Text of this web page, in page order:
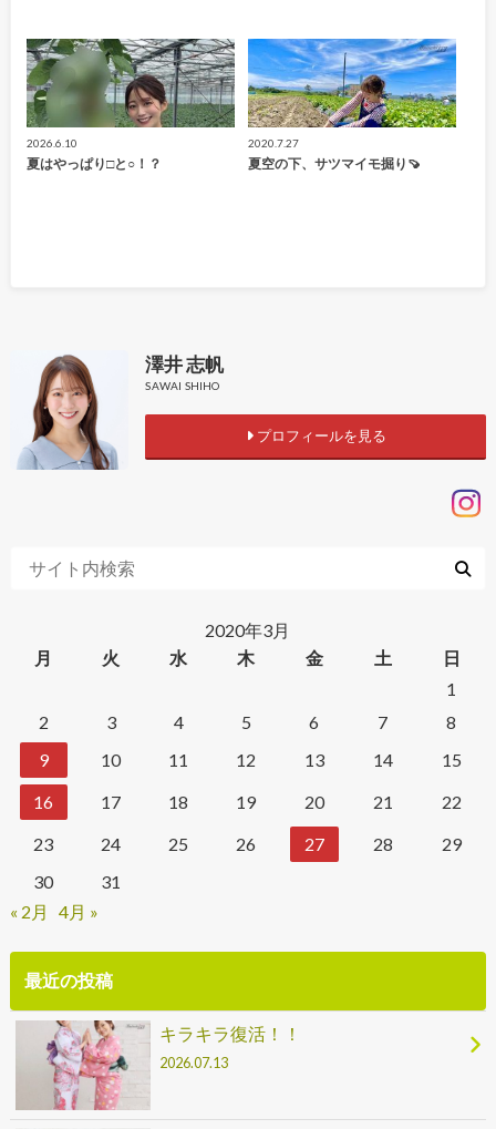
2026.6.10
夏はやっぱり□と○！？
2020.7.27
夏空の下、サツマイモ掘り🍠
澤井 志帆
SAWAI SHIHO
プロフィールを見る
2020年3月
月
火 水 木 金 土
日
1
2
3 4 5 6 7
8
9
10 11 12 13 14
15
16
17 18 19 20 21
22
23
24 25 26 27 28
29
30
31
« 2月
4月 »
最近の投稿
キラキラ復活！！
2026.07.13